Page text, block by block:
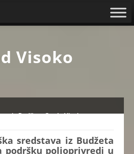
Visoko
iz Budžeta Grada Visoko za
godini
sredstava iz Budžeta
podršku poljoprivredi u